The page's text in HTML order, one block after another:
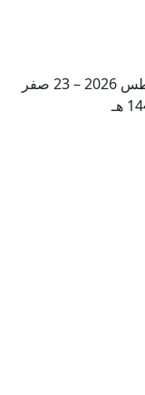
الخميس, 06 أغسطس 2026 – 23 صفر